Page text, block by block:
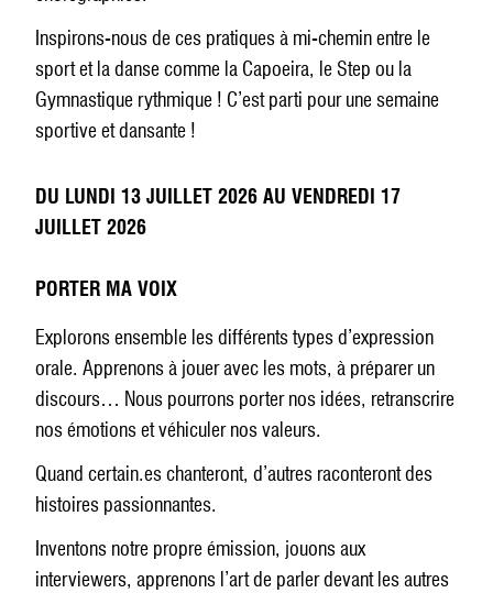
Inspirons-nous de ces pratiques à mi-chemin entre le
sport et la danse comme la Capoeira, le Step ou la
Gymnastique rythmique ! C’est parti pour une semaine
sportive et dansante !
DU LUNDI 13 JUILLET 2026 AU VENDREDI 17
JUILLET 2026
PORTER MA VOIX
Explorons ensemble les différents types d’expression
orale. Apprenons à jouer avec les mots, à préparer un
discours… Nous pourrons porter nos idées, retranscrire
nos émotions et véhiculer nos valeurs.
Quand certain.es chanteront, d’autres raconteront des
histoires passionnantes.
Inventons notre propre émission, jouons aux
interviewers, apprenons l’art de parler devant les autres